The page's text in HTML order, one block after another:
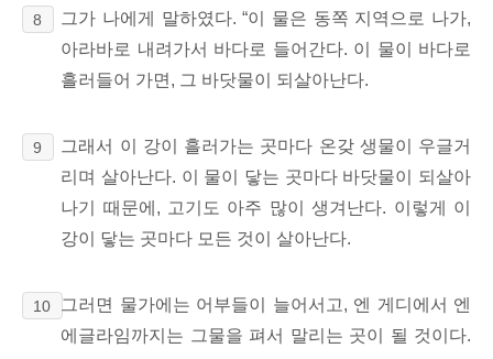
8
그가 나에게 말하였다. “이 물은 동쪽 지역으로 나가,
아라바로 내려가서 바다로 들어간다. 이 물이 바다로
흘러들어 가면, 그 바닷물이 되살아난다.
9
그래서 이 강이 흘러가는 곳마다 온갖 생물이 우글거
리며 살아난다. 이 물이 닿는 곳마다 바닷물이 되살아
나기 때문에, 고기도 아주 많이 생겨난다. 이렇게 이
강이 닿는 곳마다 모든 것이 살아난다.
10 그러면 물가에는 어부들이 늘어서고, 엔 게디에서 엔
에글라임까지는 그물을 펴서 말리는 곳이 될 것이다.